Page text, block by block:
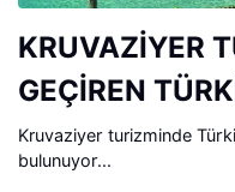
KRUVAZİYER
GEÇİREN
2024’E
Kruvaziyer turizminde
bulunuyor...